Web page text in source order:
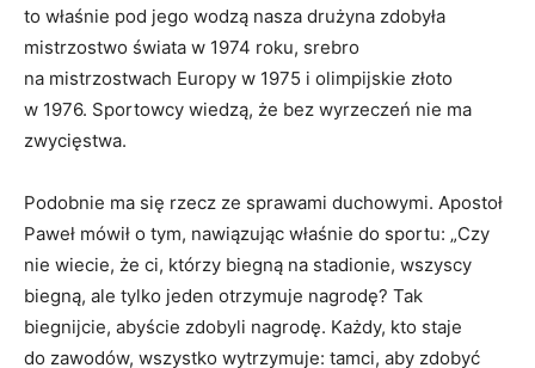
to właśnie pod jego wodzą nasza drużyna zdobyła
mistrzostwo świata w 1974 roku, srebro
na mistrzostwach Europy w 1975 i olimpijskie złoto
w 1976. Sportowcy wiedzą, że bez wyrzeczeń nie ma
zwycięstwa.
Podobnie ma się rzecz ze sprawami duchowymi. Apostoł
Paweł mówił o tym, nawiązując właśnie do sportu: „Czy
nie wiecie, że ci, którzy biegną na stadionie, wszyscy
biegną, ale tylko jeden otrzymuje nagrodę? Tak
biegnijcie, abyście zdobyli nagrodę. Każdy, kto staje
do zawodów, wszystko wytrzymuje: tamci, aby zdobyć